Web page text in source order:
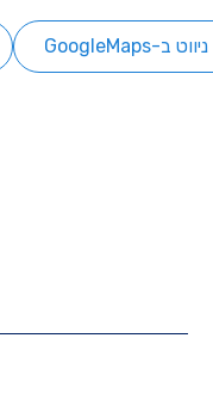
ניווט ב-GoogleMaps